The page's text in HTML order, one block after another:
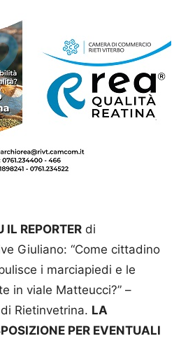
IL REPORTER di
Giuliano: “Come cittadino
i marciapiedi e le
in viale Matteucci?” –
Rietinvetrina. LA
PER EVENTUALI